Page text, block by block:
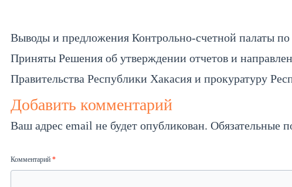
Выводы и предложения Контрольно-счетной палаты
Приняты Решения об утверждении отчетов и
Правительства Республики Хакасия и прокуратуру
Добавить комментарий
Ваш адрес email не будет опубликован. Обязательные
Комментарий*